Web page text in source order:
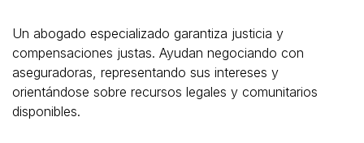
Un abogado especializado garantiza justicia y
compensaciones justas. Ayudan negociando con
aseguradoras, representando sus intereses y
orientándose sobre recursos legales y comunitarios
disponibles.